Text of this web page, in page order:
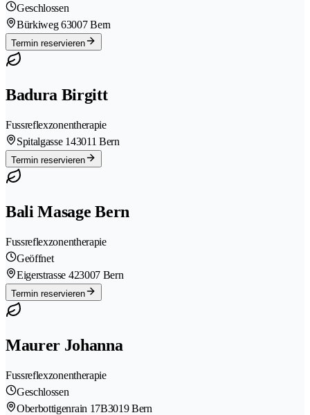
Geschlossen
Bürkiweg 63007 Bern
Termin reservieren
Badura Birgitt
Fussreflexzonentherapie
Spitalgasse 143011 Bern
Termin reservieren
Bali Masage Bern
Fussreflexzonentherapie
Geöffnet
Eigerstrasse 423007 Bern
Termin reservieren
Maurer Johanna
Fussreflexzonentherapie
Geschlossen
Oberbottigenrain 17B3019 Bern